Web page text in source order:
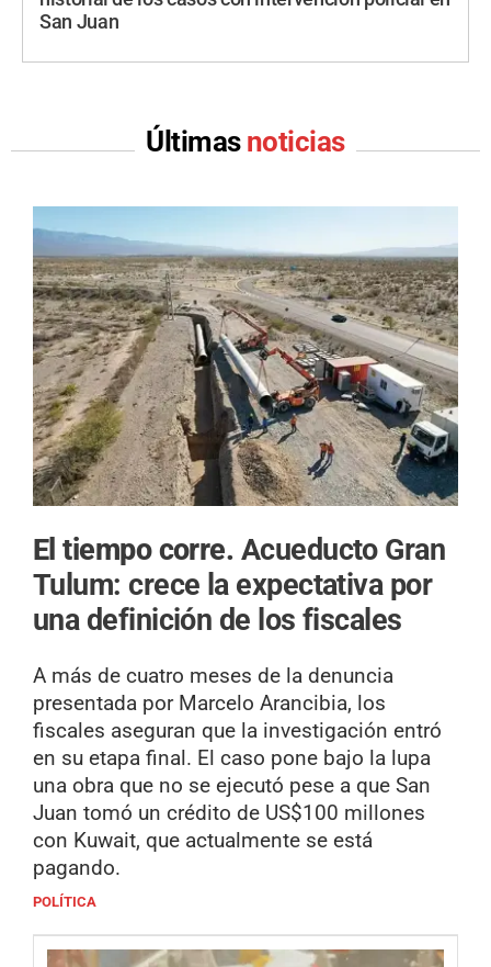
San Juan
Últimas noticias
El tiempo corre. Acueducto Gran
Tulum: crece la expectativa por
una definición de los fiscales
A más de cuatro meses de la denuncia
presentada por Marcelo Arancibia, los
fiscales aseguran que la investigación entró
en su etapa final. El caso pone bajo la lupa
una obra que no se ejecutó pese a que San
Juan tomó un crédito de US$100 millones
con Kuwait, que actualmente se está
pagando.
POLÍTICA